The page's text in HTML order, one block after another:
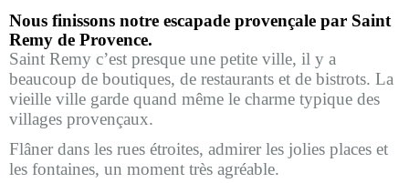
Nous finissons notre escapade provençale par Saint
Remy de Provence.
Saint Remy c’est presque une petite ville, il y a
beaucoup de boutiques, de restaurants et de bistrots. La
vieille ville garde quand même le charme typique des
villages provençaux.
Flâner dans les rues étroites, admirer les jolies places et
les fontaines, un moment très agréable.